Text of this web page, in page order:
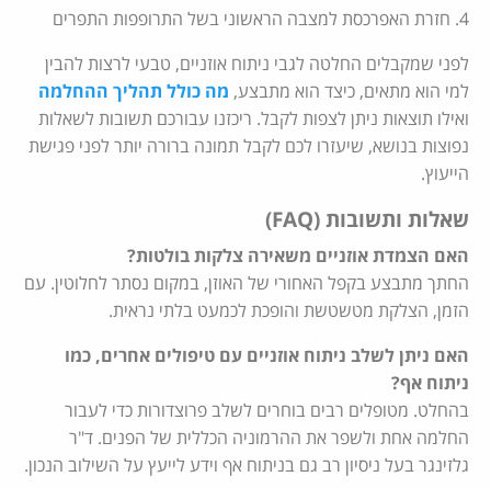
4. חזרת האפרכסת למצבה הראשוני בשל התרופפות התפרים
לפני שמקבלים החלטה לגבי ניתוח אוזניים, טבעי לרצות להבין
למי הוא מתאים, כיצד הוא מתבצע, מה כולל תהליך ההחלמה
ואילו תוצאות ניתן לצפות לקבל. ריכזנו עבורכם תשובות לשאלות
נפוצות בנושא, שיעזרו לכם לקבל תמונה ברורה יותר לפני פגישת
הייעוץ.
שאלות ותשובות (FAQ)
האם הצמדת אוזניים משאירה צלקות בולטות?
החתך מתבצע בקפל האחורי של האוזן, במקום נסתר לחלוטין. עם
הזמן, הצלקת מטשטשת והופכת לכמעט בלתי נראית.
האם ניתן לשלב ניתוח אוזניים עם טיפולים אחרים, כמו
ניתוח אף?
בהחלט. מטופלים רבים בוחרים לשלב פרוצדורות כדי לעבור
החלמה אחת ולשפר את ההרמוניה הכללית של הפנים. ד"ר
גלזינגר בעל ניסיון רב גם בניתוח אף וידע לייעץ על השילוב הנכון.